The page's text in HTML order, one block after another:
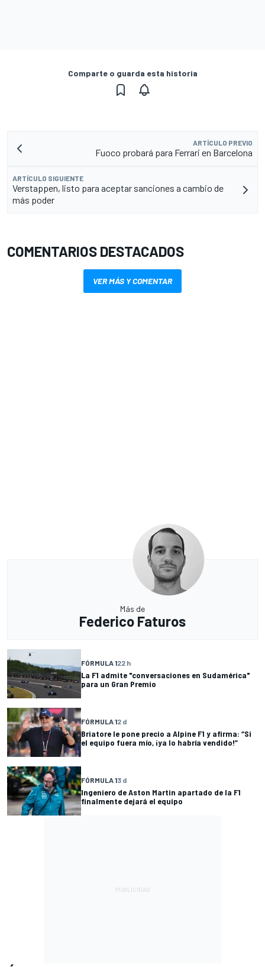
Comparte o guarda esta historia
ARTÍCULO PREVIO
Fuoco probará para Ferrari en Barcelona
ARTÍCULO SIGUIENTE
Verstappen, listo para aceptar sanciones a cambio de
más poder
COMENTARIOS DESTACADOS
VER MÁS Y COMENTAR
Más de
Federico Faturos
FÓRMULA 122 h
La F1 admite "conversaciones en Sudamérica"
para un Gran Premio
FÓRMULA 12 d
Briatore le pone precio a Alpine F1 y afirma: “Si
el equipo fuera mío, ¡ya lo habría vendido!”
FÓRMULA 13 d
Ingeniero de Aston Martin apartado de la F1
finalmente dejará el equipo